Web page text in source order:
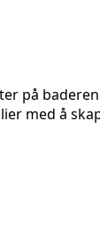
på
med å